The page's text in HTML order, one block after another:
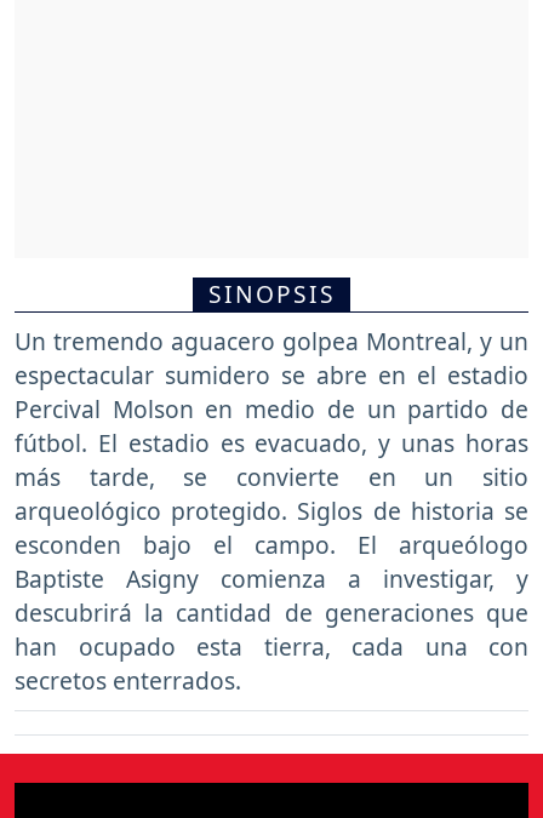
SINOPSIS
Un tremendo aguacero golpea Montreal, y un
espectacular sumidero se abre en el estadio
Percival Molson en medio de un partido de
fútbol. El estadio es evacuado, y unas horas
más tarde, se convierte en un sitio
arqueológico protegido. Siglos de historia se
esconden bajo el campo. El arqueólogo
Baptiste Asigny comienza a investigar, y
descubrirá la cantidad de generaciones que
han ocupado esta tierra, cada una con
secretos enterrados.